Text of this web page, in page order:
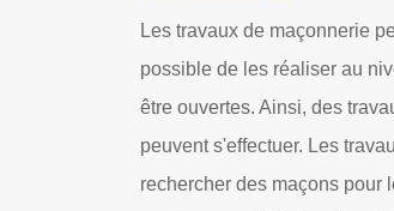
Les travaux de maçonnerie
possible de les réaliser au
être ouvertes. Ainsi, des
peuvent s'effectuer. Les
rechercher des maçons pour